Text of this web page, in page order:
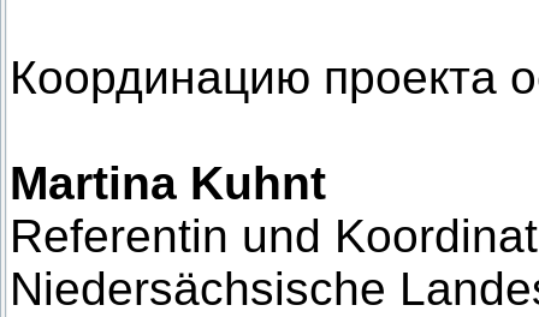
Координацию проекта
Martina Kuhnt
Referentin und
Niedersächsische